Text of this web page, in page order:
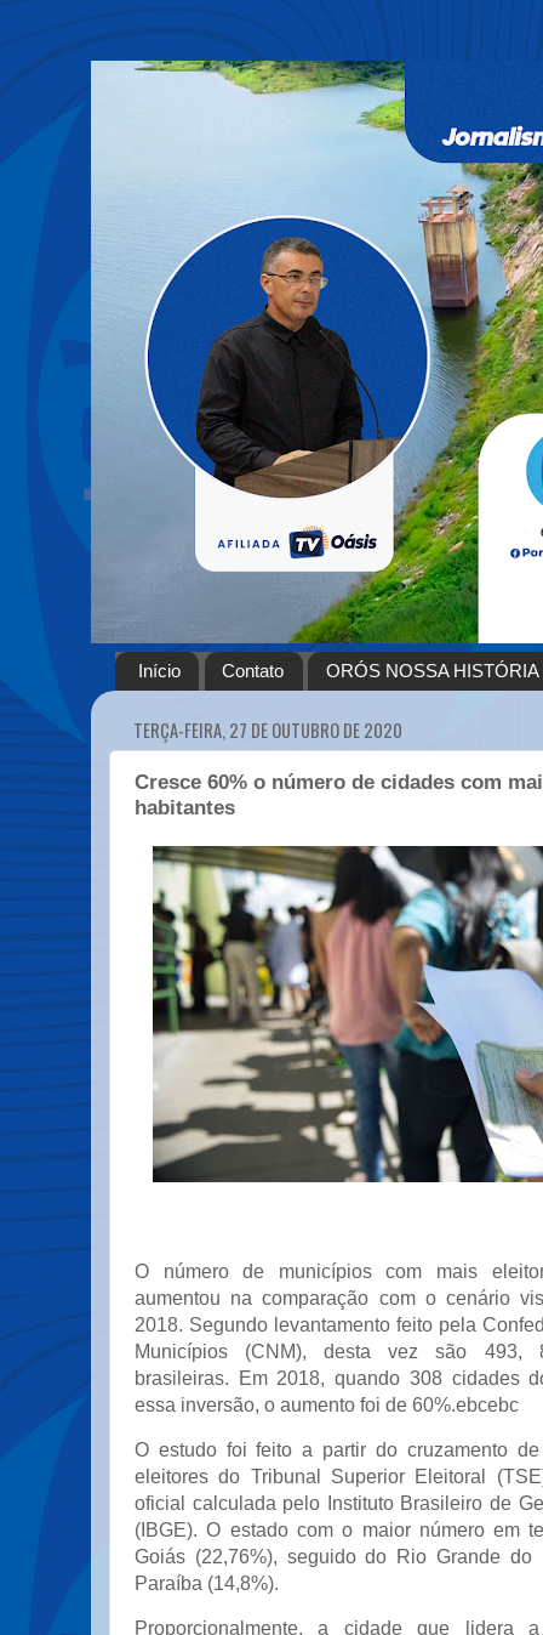
Início Contato ORÓS NOSSA HISTÓRIA
TERÇA-FEIRA, 27 DE OUTUBRO DE 2020
Cresce 60% o número de cidades com
habitantes
O número de municípios com mais
aumentou na comparação com o cenário
2018. Segundo levantamento feito pela
Municípios (CNM), desta vez são 493,
brasileiras. Em 2018, quando 308 cidades
essa inversão, o aumento foi de 60%.ebcebc
O estudo foi feito a partir do cruzamento
eleitores do Tribunal Superior Eleitoral
oficial calculada pelo Instituto Brasileiro de
(IBGE). O estado com o maior número em
Goiás (22,76%), seguido do Rio Grande do
Paraíba (14,8%).
Proporcionalmente, a cidade que lidera